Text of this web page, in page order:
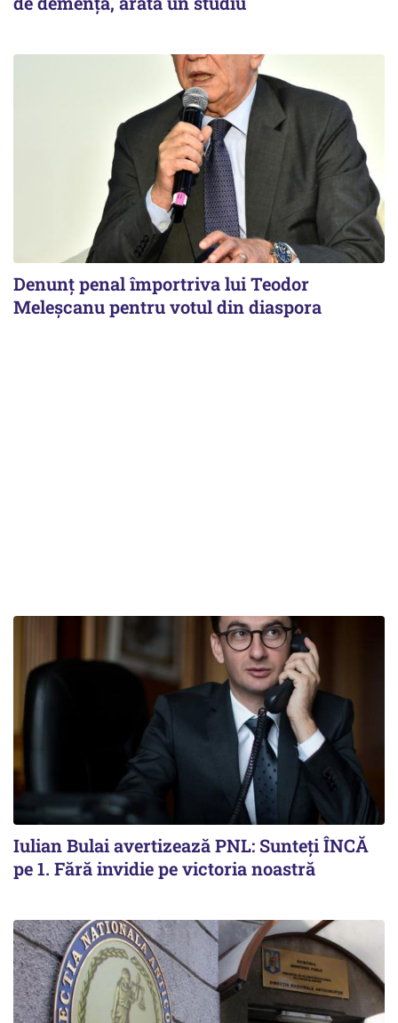
Denunț penal împortriva lui Teodor
Meleșcanu pentru votul din diaspora
Iulian Bulai avertizează PNL: Sunteți ÎNCĂ
pe 1. Fără invidie pe victoria noastră